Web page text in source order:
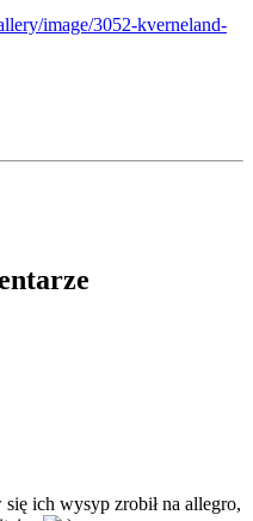
image/3052-kverneland-
ich wysyp zrobił na allegro,